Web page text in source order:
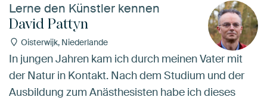
Lerne den Künstler kennen
David Pattyn
Oisterwijk, Niederlande
In jungen Jahren kam ich durch meinen Vater mit
der Natur in Kontakt. Nach dem Studium und der
Ausbildung zum Anästhesisten habe ich dieses